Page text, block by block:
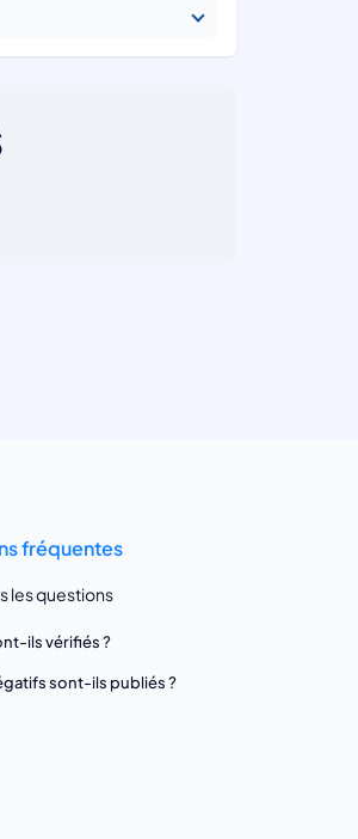
fréquentes
les questions
ils vérifiés ?
sont-ils publiés ?